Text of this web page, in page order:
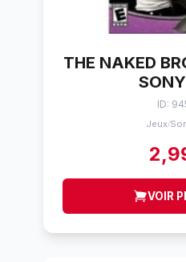
THE NAKED
ID:
Jeux/
VOIR